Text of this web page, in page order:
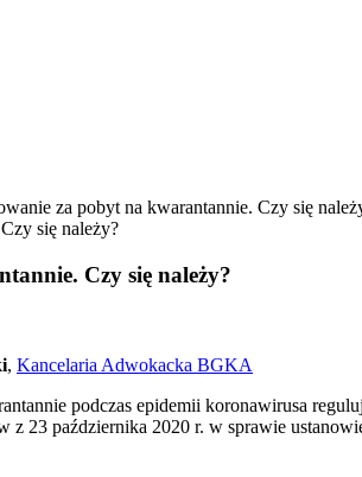
za pobyt na kwarantannie. Czy się
Czy się należy?
, Kancelaria Adwokacka BGKA
podczas epidemii koronawirusa
z 23 października 2020 r. w sprawie